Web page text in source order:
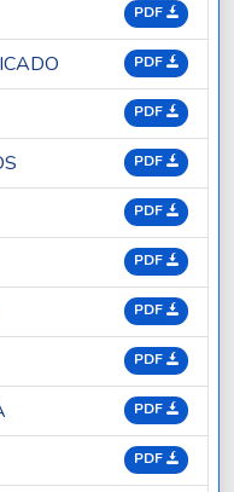
PDF
PDF
PDF
PDF
PDF
PDF
PDF
PDF
PDF
PDF